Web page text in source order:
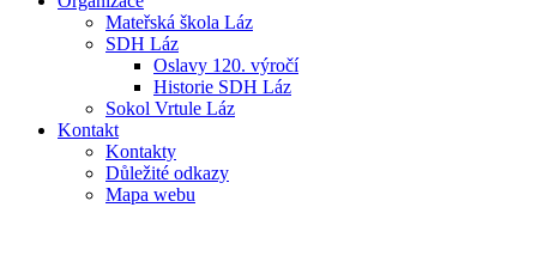
Mateřská škola Láz
SDH Láz
Oslavy 120. výročí
Historie SDH Láz
Sokol Vrtule Láz
Kontakt
Kontakty
Důležité odkazy
Mapa webu